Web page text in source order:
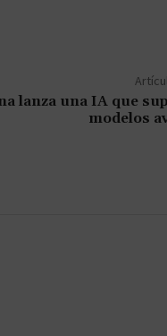
lanza una IA que
modelos